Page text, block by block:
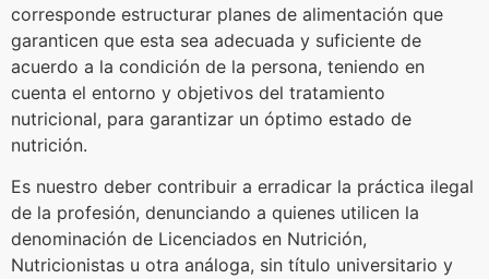
corresponde estructurar planes de alimentación que
garanticen que esta sea adecuada y suficiente de
acuerdo a la condición de la persona, teniendo en
cuenta el entorno y objetivos del tratamiento
nutricional, para garantizar un óptimo estado de
nutrición.
Es nuestro deber contribuir a erradicar la práctica ilegal
de la profesión, denunciando a quienes utilicen la
denominación de Licenciados en Nutrición,
Nutricionistas u otra análoga, sin título universitario y